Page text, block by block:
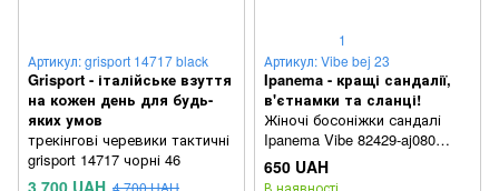
Артикул: grisport 14717 black
Grisport - італійське взуття
на кожен день для будь-
яких умов
трекінгові черевики тактичні
grisport 14717 чорні 46
1
Артикул: Vibe bej 23
Ipanema - кращі сандалії,
в'єтнамки та сланці!
Жіночі босоніжки сандалі
Ipanema Vibe 82429-aj080
бежеві 41/42
650 UAH